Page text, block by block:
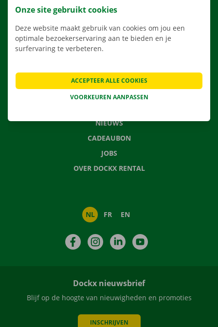
APP
VERHUISOPLOSSINGEN
CONTACTEER ONS
NIEUWS
CADEAUBON
JOBS
OVER DOCKX RENTAL
NL FR EN
FacebookInstagramLinkedIn
Dockx nieuwsbrief
Blijf op de hoogte van nieuwigheden en promoties
INSCHRIJVEN
Onze site gebruikt cookies
Deze website maakt gebruik van cookies om jou een
optimale bezoekerservaring aan te bieden en je
surfervaring te verbeteren.
VOORKEUREN AANPASSEN
ACCEPTEER ALLE COOKIES